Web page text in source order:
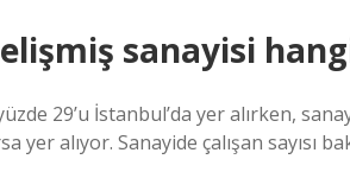
sanayisi
29’u İstanbul’da yer alırken,
yer alıyor. Sanayide çalışan sayısı